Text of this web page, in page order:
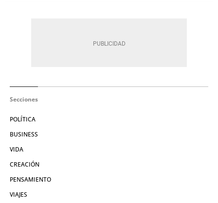
Secciones
POLÍTICA
BUSINESS
VIDA
CREACIÓN
PENSAMIENTO
VIAJES